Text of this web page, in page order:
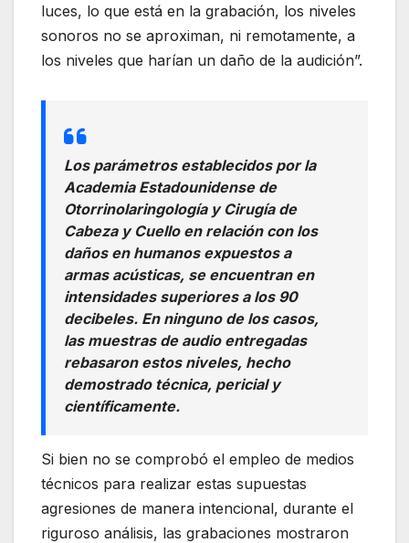
luces, lo que está en la grabación, los niveles
sonoros no se aproximan, ni remotamente, a
los niveles que harían un daño de la audición”.
Los parámetros establecidos por la
Academia Estadounidense de
Otorrinolaringología y Cirugía de
Cabeza y Cuello en relación con los
daños en humanos expuestos a
armas acústicas, se encuentran en
intensidades superiores a los 90
decibeles. En ninguno de los casos,
las muestras de audio entregadas
rebasaron estos niveles, hecho
demostrado técnica, pericial y
científicamente.
Si bien no se comprobó el empleo de medios
técnicos para realizar estas supuestas
agresiones de manera intencional, durante el
riguroso análisis, las grabaciones mostraron